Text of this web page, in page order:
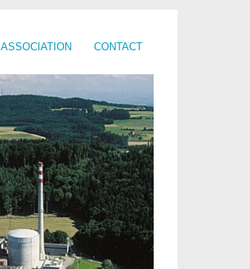
ASSOCIATION CONTACT